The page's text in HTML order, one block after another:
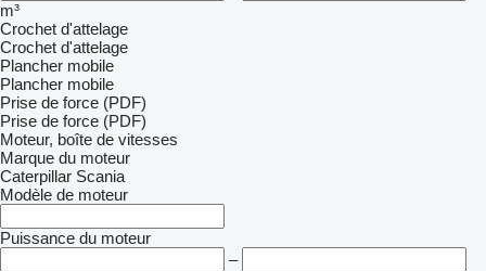
m³
Crochet d'attelage
Crochet d'attelage
Plancher mobile
Plancher mobile
Prise de force (PDF)
Prise de force (PDF)
Moteur, boîte de vitesses
Marque du moteur
Caterpillar Scania
Modèle de moteur
Puissance du moteur
–